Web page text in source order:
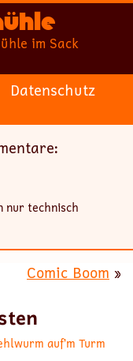
im Sack
Datenschutz
nur technisch
Comic Boom »
auf’m Turm